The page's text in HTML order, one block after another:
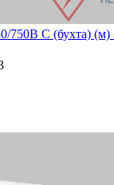
750В С (бухта)